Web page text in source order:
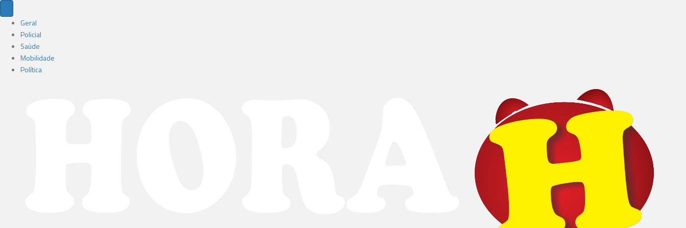
Geral
Policial
Saúde
Mobilidade
Política